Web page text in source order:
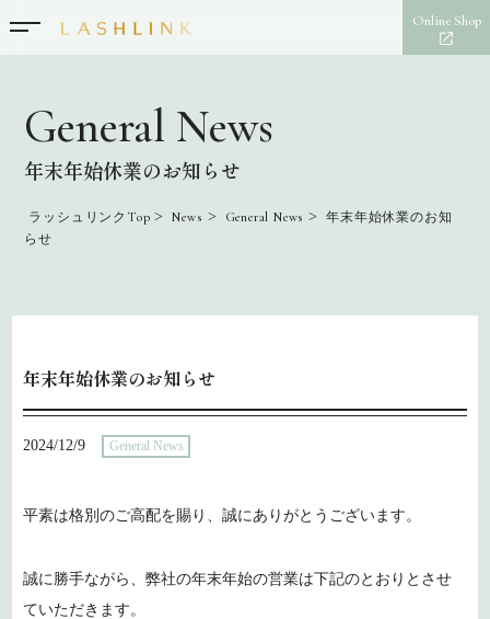
Online Shop
General News
年末年始休業のお知らせ
ラッシュリンクTop > News > General News >
年末年始休業のお知
らせ
年末年始休業のお知らせ
2024/12/9 General News
平素は格別のご高配を賜り、誠にありがとうございます。
誠に勝手ながら、弊社の年末年始の営業は下記のとおりとさせ
ていただきます。